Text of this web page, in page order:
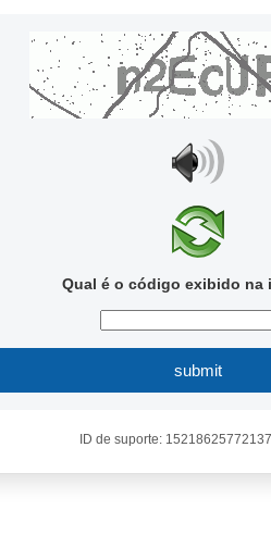
Qual é o código exibido na
submit
ID de suporte: